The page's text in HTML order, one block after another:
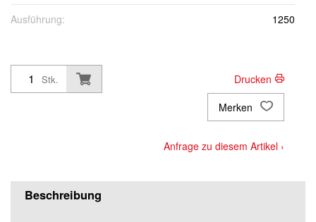
Grösse 82C44 (Standard)
Grösse 82C46 (Standard)
Grösse 82C52 (Standard)
Ausführung: 1250
Stk.
Drucken
Merken
Anfrage zu diesem Artikel ›
Beschreibung